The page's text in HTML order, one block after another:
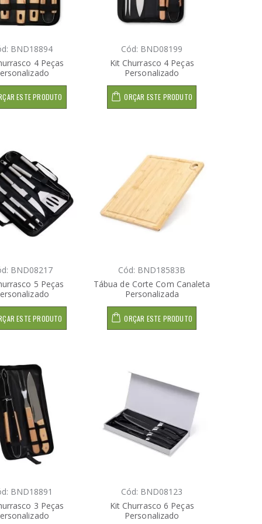
BND18894
4 Peças
ESTE PRODUTO
Cód: BND08199
Kit Churrasco 4 Peças
Personalizado
ORÇAR ESTE PRODUTO
BND08217
5 Peças
ESTE PRODUTO
Cód: BND18583B
Tábua de Corte Com Canaleta
Personalizada
ORÇAR ESTE PRODUTO
BND18891
3 Peças
Cód: BND08123
Kit Churrasco 6 Peças
Personalizado